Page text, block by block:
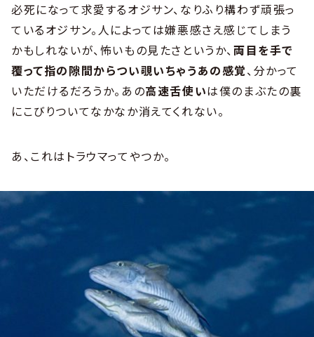
必死になって求愛するオジサン、なりふり構わず頑張っ
ているオジサン。人によっては嫌悪感さえ感じてしまう
かもしれないが、怖いもの見たさというか、両目を手で
覆って指の隙間からつい覗いちゃうあの感覚、分かって
いただけるだろうか。あの高速舌使いは僕のまぶたの裏
にこびりついてなかなか消えてくれない。
あ、これはトラウマってやつか。